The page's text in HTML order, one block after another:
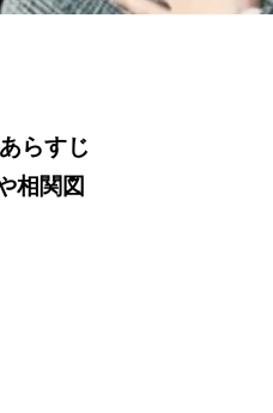
らすじ
相関図